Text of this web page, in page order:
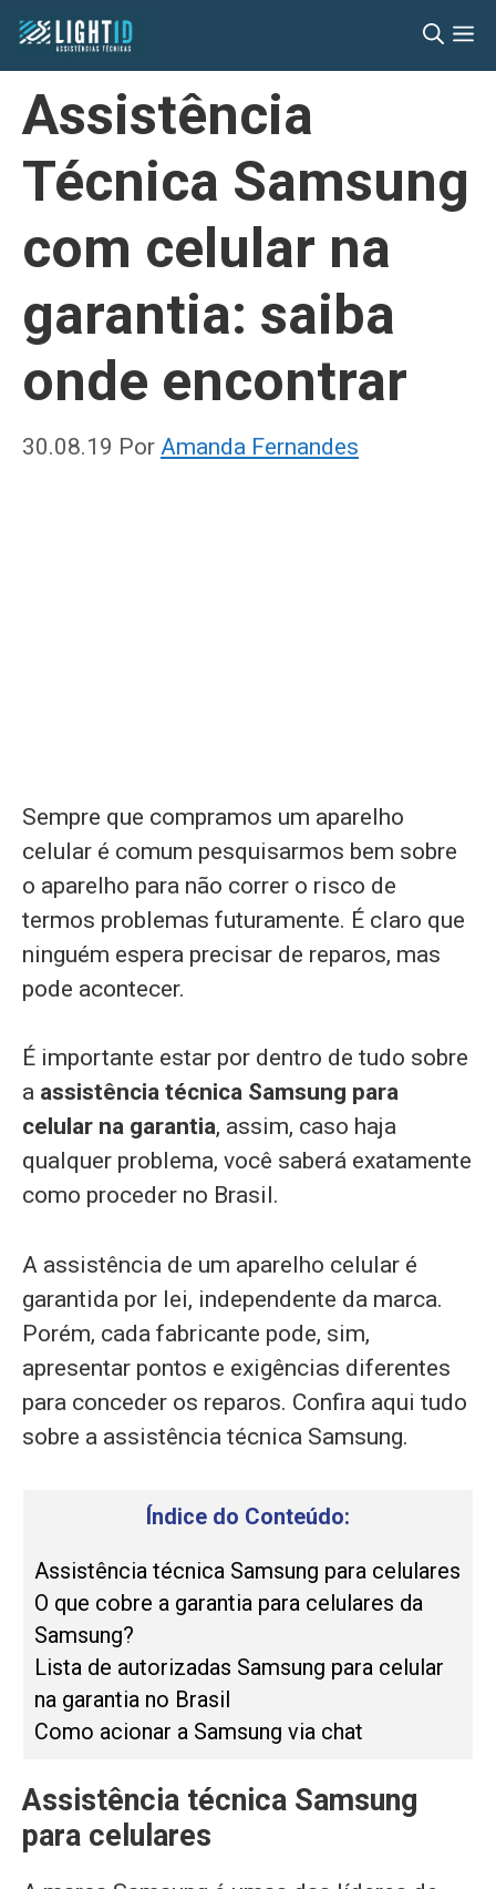
Pular
para
conteúdo
Assistência
Técnica Samsung
com celular na
garantia: saiba
onde encontrar
30.08.19 Por Amanda Fernandes
Sempre que compramos um aparelho
celular é comum pesquisarmos bem sobre
o aparelho para não correr o risco de
termos problemas futuramente. É claro que
ninguém espera precisar de reparos, mas
pode acontecer.
É importante estar por dentro de tudo sobre
a assistência técnica Samsung para
celular na garantia, assim, caso haja
qualquer problema, você saberá exatamente
como proceder no Brasil.
A assistência de um aparelho celular é
garantida por lei, independente da marca.
Porém, cada fabricante pode, sim,
apresentar pontos e exigências diferentes
para conceder os reparos. Confira aqui tudo
sobre a assistência técnica Samsung.
Índice do Conteúdo:
Assistência técnica Samsung para celulares
O que cobre a garantia para celulares da
Samsung?
Lista de autorizadas Samsung para celular
na garantia no Brasil
Como acionar a Samsung via chat
Assistência técnica Samsung
para celulares